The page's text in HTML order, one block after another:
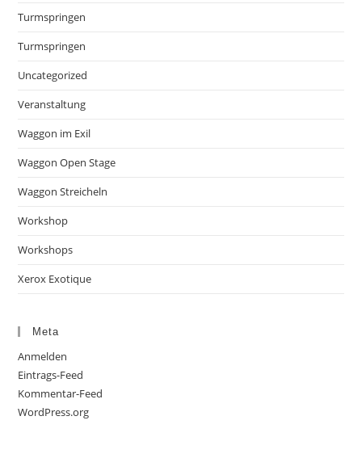
Turmspringen
Turmspringen
Uncategorized
Veranstaltung
Waggon im Exil
Waggon Open Stage
Waggon Streicheln
Workshop
Workshops
Xerox Exotique
Meta
Anmelden
Eintrags-Feed
Kommentar-Feed
WordPress.org